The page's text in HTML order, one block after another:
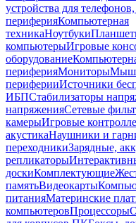
устройства для
периферияКомпьютерная
техникаНоутбуки
компьютерыИгровые
оборудование
периферияМониторы
периферииИсточники
ИБПСтабилизаторы
напряженияСетевые
камерыИгровые
акустикаНаушники и
переходникиЗарядные,
репликаторы
доскиКомплектующие
памятьВидеокарты
питанияМатеринские
компьютеровПроцессоры